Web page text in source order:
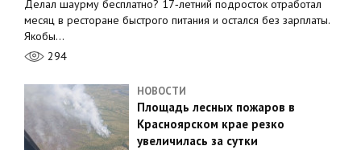
Делал шаурму бесплатно? 17‑летний подросток отработал
месяц в ресторане быстрого питания и остался без зарплаты.
Якобы…
294
НОВОСТИ
Площадь лесных пожаров в
Красноярском крае резко
увеличилась за сутки